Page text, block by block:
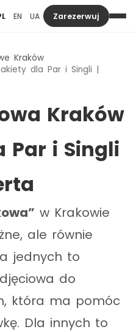
EN UA Zarezerwuj
Kraków
dla Par i Singli |
Kraków
Par i Singli
w Krakowie
ale równie
jednych to
do
która ma pomóc
Dla innych to